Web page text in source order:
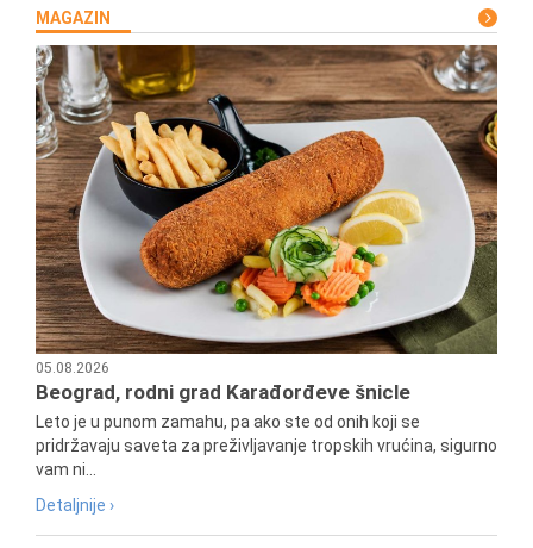
MAGAZIN
05.08.2026
Beograd, rodni grad Karađorđeve šnicle
Leto je u punom zamahu, pa ako ste od onih koji se
pridržavaju saveta za preživljavanje tropskih vrućina, sigurno
vam ni...
Detaljnije ›